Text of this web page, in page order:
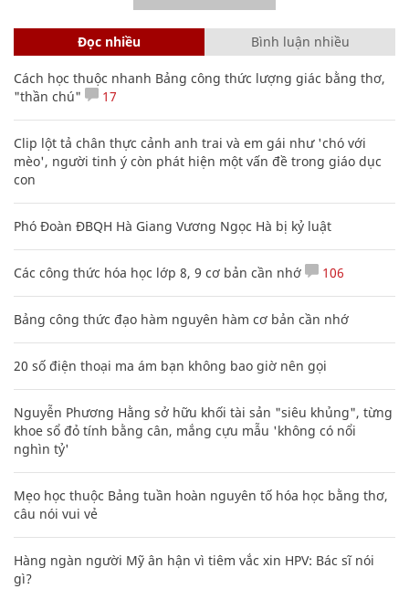
Đọc nhiều Bình luận nhiều
Cách học thuộc nhanh Bảng công thức lượng giác bằng thơ,
"thần chú"
17
Clip lột tả chân thực cảnh anh trai và em gái như 'chó với
mèo', người tinh ý còn phát hiện một vấn đề trong giáo dục
con
Phó Đoàn ĐBQH Hà Giang Vương Ngọc Hà bị kỷ luật
Các công thức hóa học lớp 8, 9 cơ bản cần nhớ 106
Bảng công thức đạo hàm nguyên hàm cơ bản cần nhớ
20 số điện thoại ma ám bạn không bao giờ nên gọi
Nguyễn Phương Hằng sở hữu khối tài sản "siêu khủng", từng
khoe sổ đỏ tính bằng cân, mắng cựu mẫu 'không có nổi
nghìn tỷ'
Mẹo học thuộc Bảng tuần hoàn nguyên tố hóa học bằng thơ,
câu nói vui vẻ
Hàng ngàn người Mỹ ân hận vì tiêm vắc xin HPV: Bác sĩ nói
gì?